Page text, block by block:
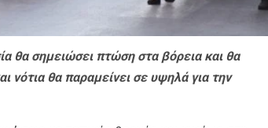
θα σημειώσει πτώση στα βόρεια και θα
νότια θα παραμείνει σε υψηλά για την